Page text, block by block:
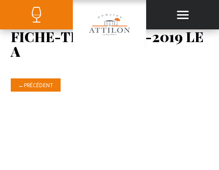
FICHE-TECHNIQUE-2019 LE
A
← PRÉCÉDENT